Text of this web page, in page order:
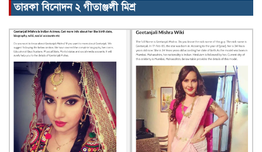
তারকা বিনোদন ২ গীতাঞ্জলী মিশ্র